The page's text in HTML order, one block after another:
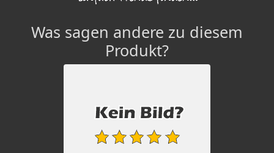
Was sagen andere zu diesem
Produkt?